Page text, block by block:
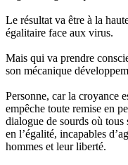
Le résultat va être à la
égalitaire face aux virus.
Mais qui va prendre
son mécanique
Personne, car la croyance
empêche toute remise en
dialogue de sourds où tous
en l’égalité, incapables
hommes et leur liberté.